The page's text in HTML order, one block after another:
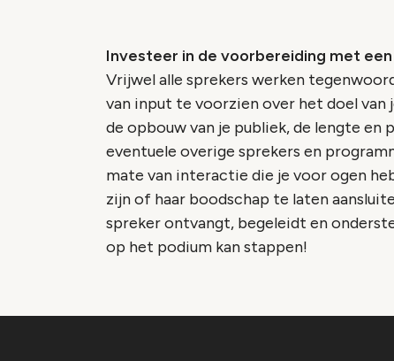
Investeer in de voorbereiding met
Vrijwel alle sprekers werken
van input te voorzien over het doel
de opbouw van je publiek, de lengte en
eventuele overige sprekers en
mate van interactie die je voor ogen
zijn of haar boodschap te laten
spreker ontvangt, begeleidt en
op het podium kan stappen!